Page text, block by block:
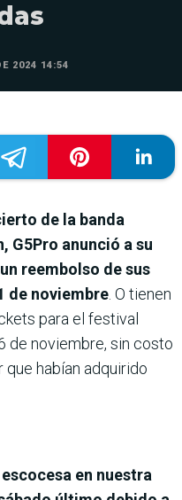
2024 14:54
de la banda
G5Pro anunció a su
reembolso de sus
de noviembre . O tienen
para el festival
de noviembre, sin costo
habían adquirido
en nuestra